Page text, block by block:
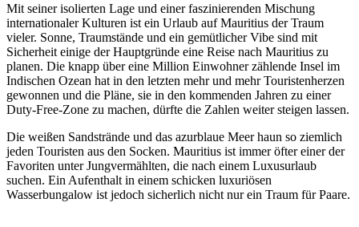
Mit seiner isolierten Lage und einer faszinierenden Mischung
internationaler Kulturen ist ein Urlaub auf Mauritius der Traum
vieler. Sonne, Traumstände und ein gemütlicher Vibe sind mit
Sicherheit einige der Hauptgründe eine Reise nach Mauritius zu
planen. Die knapp über eine Million Einwohner zählende Insel im
Indischen Ozean hat in den letzten mehr und mehr Touristenherzen
gewonnen und die Pläne, sie in den kommenden Jahren zu einer
Duty-Free-Zone zu machen, dürfte die Zahlen weiter steigen lassen.
Die weißen Sandstrände und das azurblaue Meer haun so ziemlich
jeden Touristen aus den Socken. Mauritius ist immer öfter einer der
Favoriten unter Jungvermählten, die nach einem Luxusurlaub
suchen. Ein Aufenthalt in einem schicken luxuriösen
Wasserbungalow ist jedoch sicherlich nicht nur ein Traum für Paare.